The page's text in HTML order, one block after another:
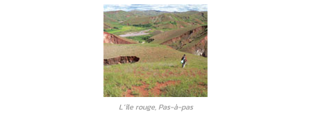
L’île rouge, Pas-à-pas